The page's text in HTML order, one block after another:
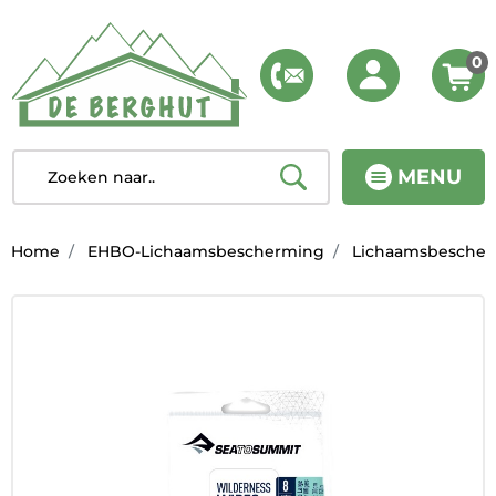
MENU
0
Home EHBO-Lichaamsbescherming